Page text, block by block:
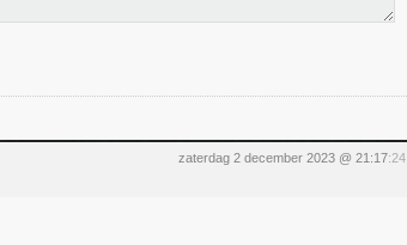
zaterdag 2 december 2023 @ 21:17:24